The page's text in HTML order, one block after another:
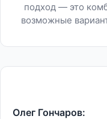
подход — это
возможные
Олег Гончаров: